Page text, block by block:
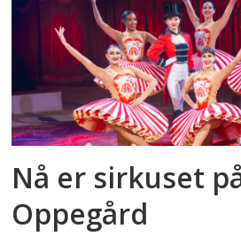
Nå er sirkuset
Oppegård